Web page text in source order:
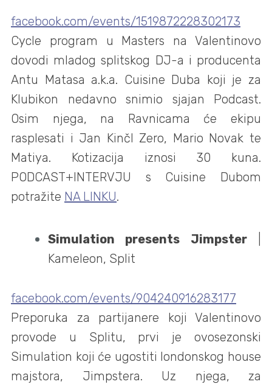
facebook.com/events/1519872228302173
Cycle program u Masters na Valentinovo
dovodi mladog splitskog DJ-a i producenta
Antu Matasa a.k.a. Cuisine Duba koji je za
Klubikon nedavno snimio sjajan Podcast.
Osim njega, na Ravnicama će ekipu
rasplesati i Jan Kinčl Zero, Mario Novak te
Matiya. Kotizacija iznosi 30 kuna.
PODCAST+INTERVJU s Cuisine Dubom
potražite NA LINKU.
Simulation presents Jimpster|
Kameleon, Split
facebook.com/events/904240916283177
Preporuka za partijanere koji Valentinovo
provode u Splitu, prvi je ovosezonski
Simulation koji će ugostiti londonskog house
majstora, Jimpstera. Uz njega, za